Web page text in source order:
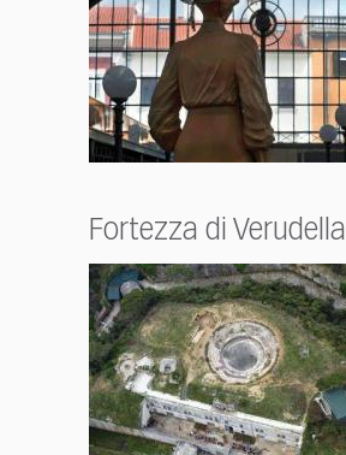
Fortezza di Verudella